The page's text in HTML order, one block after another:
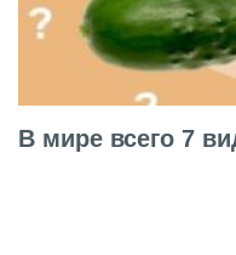
В мире всего 7